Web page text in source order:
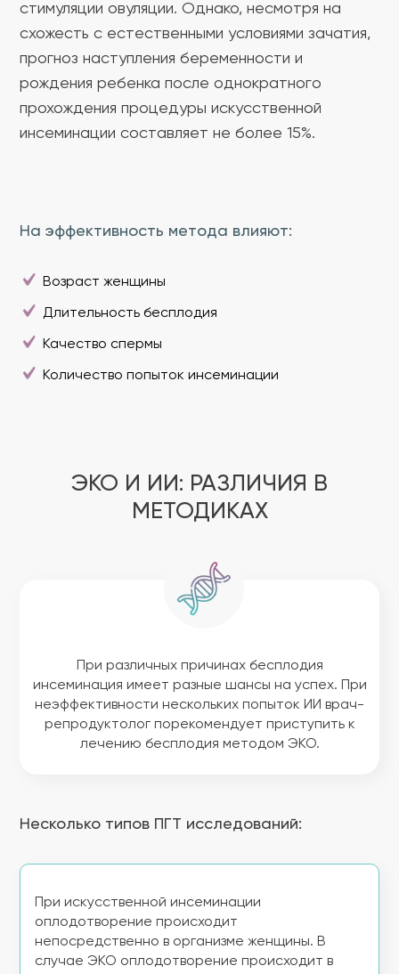
стимуляции овуляции. Однако, несмотря на
схожесть с естественными условиями зачатия,
прогноз наступления беременности и
рождения ребенка после однократного
прохождения процедуры искусственной
инсеминации составляет не более 15%.
На эффективность метода влияют:
Возраст женщины
Длительность бесплодия
Качество спермы
Количество попыток инсеминации
ЭКО И ИИ: РАЗЛИЧИЯ В
МЕТОДИКАХ
При различных причинах бесплодия
инсеминация имеет разные шансы на успех. При
неэффективности нескольких попыток ИИ врач-
репродуктолог порекомендует приступить к
лечению бесплодия методом ЭКО.
Несколько типов ПГТ исследований:
При искусственной инсеминации
оплодотворение происходит
непосредственно в организме женщины. В
случае ЭКО оплодотворение происходит в